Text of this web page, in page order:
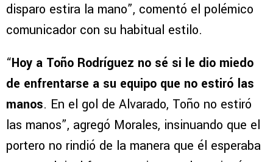
disparo estira la mano”, comentó el polémico
comunicador con su habitual estilo.
“Hoy a Toño Rodríguez no sé si le dio miedo
de enfrentarse a su equipo que no estiró las
manos. En el gol de Alvarado, Toño no estiró
las manos”, agregó Morales, insinuando que el
portero no rindió de la manera que él esperaba